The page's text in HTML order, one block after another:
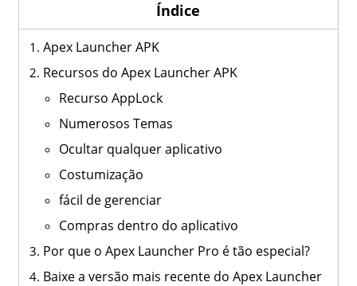
Índice
Apex Launcher APK
Recursos do Apex Launcher APK
Recurso AppLock
Numerosos Temas
Ocultar qualquer aplicativo
Costumização
fácil de gerenciar
Compras dentro do aplicativo
Por que o Apex Launcher Pro é tão especial?
Baixe a versão mais recente do Apex Launcher